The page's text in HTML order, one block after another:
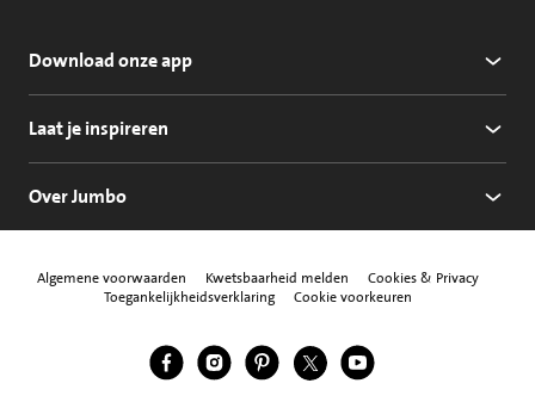
Download onze app
Laat je inspireren
Over Jumbo
Algemene voorwaarden Kwetsbaarheid melden
Cookies & Privacy
Toegankelijkheidsverklaring
Cookie voorkeuren
Volg ons
Jumbo Facebook
Jumbo Instagram
Jumbo Pinterest
Jumbo Twitter
Jumbo YouTube